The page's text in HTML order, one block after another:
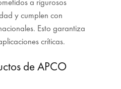
a rigurosos
y cumplen con
Esto garantiza
críticas.
de APCO